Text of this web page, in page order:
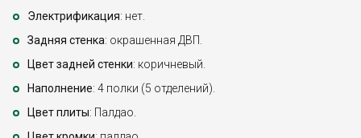
Электрификация: нет.
Задняя стенка: окрашенная ДВП.
Цвет задней стенки: коричневый.
Наполнение: 4 полки (5 отделений).
Цвет плиты: Палдао.